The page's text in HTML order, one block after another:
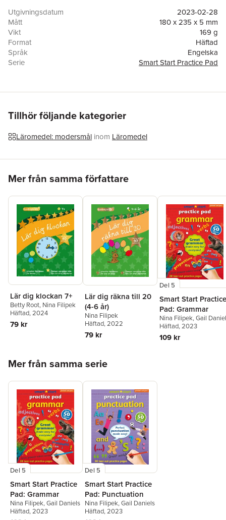
Utgivningsdatum
2023-02-28
Mått
180 x 235 x 5 mm
Vikt
169 g
Format
Häftad
Språk
Engelska
Serie
Smart Start Practice Pad
ISBN
9781909763838
Tillhör följande kategorier
Läromedel: modersmål inom Läromedel
Mer från samma författare
Lär dig klockan 7+
Betty Root, Nina Filipek
Häftad, 2024
79 kr
Lär dig räkna till 20
(4-6 år)
Nina Filipek
Häftad, 2022
79 kr
Del 5
Smart Start Practice
Pad: Grammar
Nina Filipek,Gail
Häftad, 2023
109 kr
Mer från samma serie
Del 5
Smart Start Practice
Pad: Grammar
Nina Filipek,Gail Daniels
Häftad, 2023
Del 5
Smart Start Practice
Pad: Punctuation
Nina Filipek,Gail Daniels
Häftad, 2023